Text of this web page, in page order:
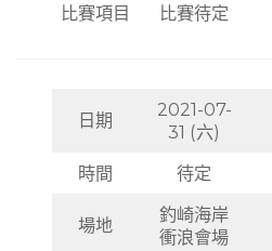
比賽項目
比賽待定
日期
2021-07-
31 (六)
時間
待定
場地
釣崎海岸
衝浪會場